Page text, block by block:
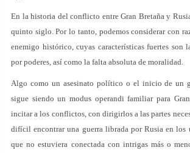
En la historia del conflicto entre Gran Bretaña y
quinto siglo. Por lo tanto, podemos considerar con
enemigo histórico, cuyas características fuertes son
por poderes, así como la falta absoluta de moralidad.
Algo como un asesinato político o el inicio de un
sigue siendo un modus operandi familiar para
incitar a los conflictos, con dirigirlos a las partes
difícil encontrar una guerra librada por Rusia en los
que no estuviera conectada con intrigas más o